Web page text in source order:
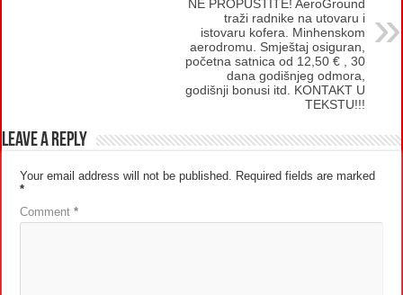
NE PROPUSTITE! AeroGround
traži radnike na utovaru i
istovaru kofera. Minhenskom
aerodromu. Smještaj osiguran,
početna satnica od 12,50 € , 30
dana godišnjeg odmora,
godišnji bonusi itd. KONTAKT U
TEKSTU!!!
Leave a Reply
Your email address will not be published. Required fields are marked
*
Comment*